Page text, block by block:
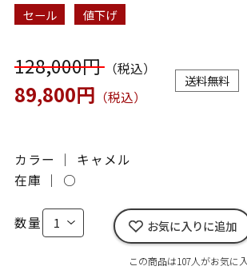
セール 値下げ
128,000円（税込）
89,800円 （税込）
送料無料
カラー ｜ キャメル
在庫 ｜ ○
数量 お気に入りに追加
この商品は107人がお気に